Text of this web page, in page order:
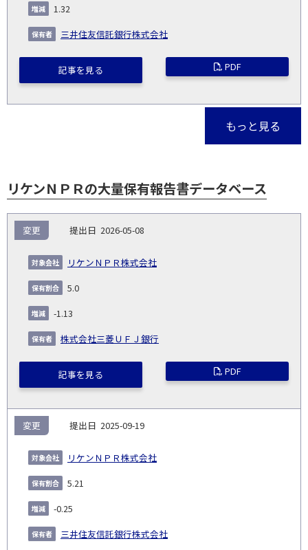
1.32
三井住友信託銀行株式会社
記事を見る PDF
もっと見る
リケンＮＰＲの大量保有報告書データベース
NO.
告
義
務
発
生
日
出
コー
象
業
2026-05-08
リケンＮＰＲ株式会社
変更
5.0
-1.13
株式会社三菱ＵＦＪ銀行
記事を見る PDF
2025-09-19
リケンＮＰＲ株式会社
変更
5.21
-0.25
三井住友信託銀行株式会社